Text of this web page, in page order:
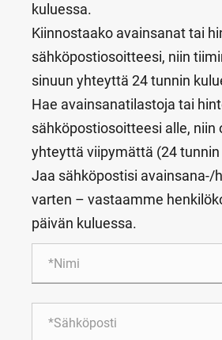
kuluessa.
Kiinnostaako avainsanat tai
sähköpostiosoitteesi, niin
sinuun yhteyttä 24 tunnin
Hae avainsanatilastoja tai
sähköpostiosoitteesi alle, niin
yhteyttä viipymättä (24 tunnin
Jaa sähköpostisi avainsana-/
varten – vastaamme
päivän kuluessa.